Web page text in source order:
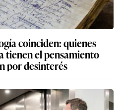
coinciden: quienes
tienen el pensamiento
por desinterés